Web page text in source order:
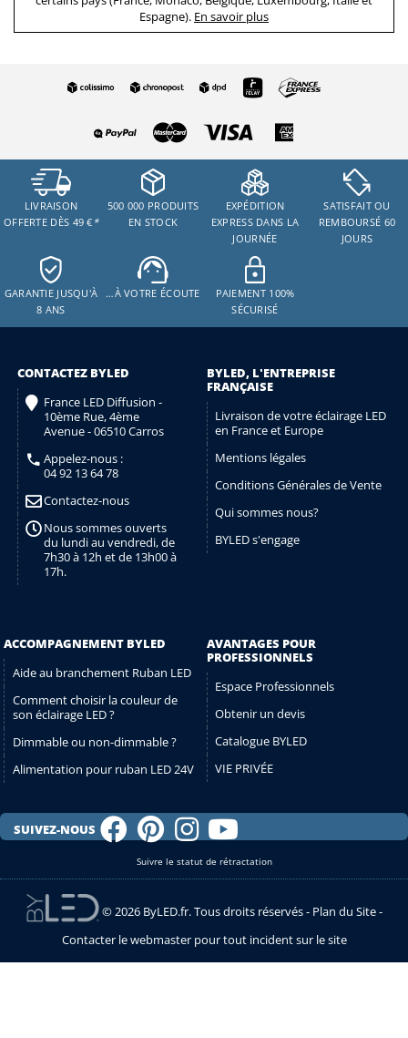
Espagne). En savoir plus
LIVRAISON
OFFERTE DÈS 49 € *
500 000 PRODUITS
EN STOCK
EXPÉDITION
EXPRESS DANS LA
JOURNÉE
SATISFAIT OU
REMBOURSÉ 60
JOURS
GARANTIE JUSQU'À
8 ANS
…À VOTRE ÉCOUTE
PAIEMENT 100%
SÉCURISÉ
CONTACTEZ BYLED
France LED Diffusion -
10ème Rue, 4ème
Avenue - 06510 Carros
Appelez-nous :
04 92 13 64 78
Contactez-nous
Nous sommes ouverts
du lundi au vendredi, de
7h30 à 12h et de 13h00 à
17h.
BYLED, L'ENTREPRISE
FRANÇAISE
Livraison de votre éclairage LED
en France et Europe
Mentions légales
Conditions Générales de Vente
Qui sommes nous?
BYLED s'engage
ACCOMPAGNEMENT BYLED
Aide au branchement Ruban LED
Comment choisir la couleur de
son éclairage LED ?
Dimmable ou non-dimmable ?
Alimentation pour ruban LED 24V
AVANTAGES POUR
PROFESSIONNELS
Espace Professionnels
Obtenir un devis
Catalogue BYLED
VIE PRIVÉE
SUIVEZ-NOUS
Suivre le statut de rétractation
© 2026 ByLED.fr. Tous droits réservés - Plan du Site-
Contacter le webmaster pour tout incident sur le site